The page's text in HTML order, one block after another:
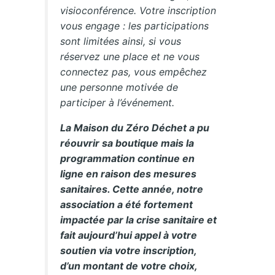
visioconférence. Votre inscription
vous engage : les participations
sont limitées ainsi, si vous
réservez une place et ne vous
connectez pas, vous empêchez
une personne motivée de
participer à l’événement.
La Maison du Zéro Déchet a pu
réouvrir sa boutique mais la
programmation continue en
ligne en raison des mesures
sanitaires. Cette année, notre
association a été fortement
impactée par la crise sanitaire et
fait aujourd’hui appel à votre
soutien via votre inscription,
d’un montant de votre choix,